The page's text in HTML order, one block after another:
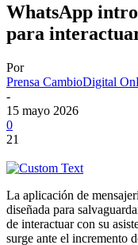
WhatsApp
para
Por
Prensa CambioDigital
-
15 mayo 2026
0
21
La aplicación de
diseñada para
de interactuar con su
surge ante el incremento